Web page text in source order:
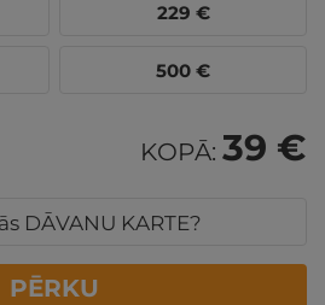
229 €
500 €
KOPĀ: 39 €
DĀVANU KARTE?
PĒRKU